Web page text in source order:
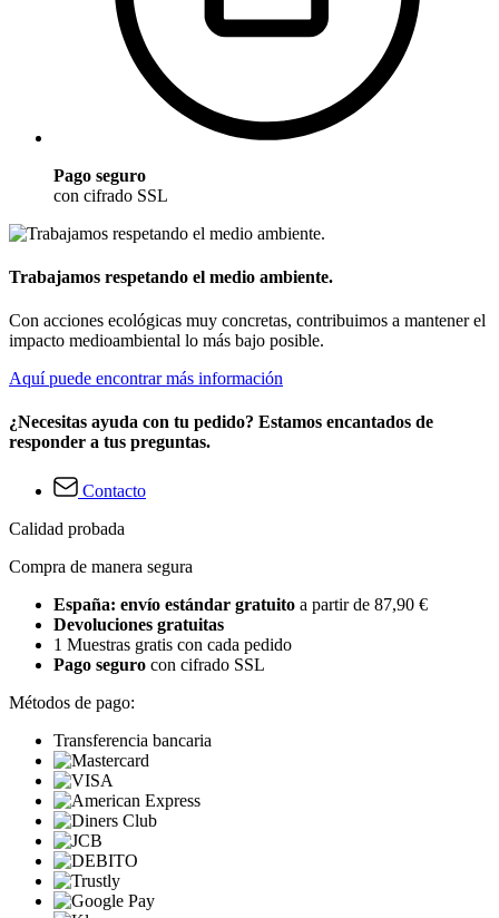
Pago seguro
con cifrado SSL
Trabajamos respetando el medio ambiente.
Con acciones ecológicas muy concretas, contribuimos a mantener el
impacto medioambiental lo más bajo posible.
Aquí puede encontrar más información
¿Necesitas ayuda con tu pedido? Estamos encantados de
responder a tus preguntas.
Contacto
Calidad probada
Compra de manera segura
España: envío estándar gratuito a partir de 87,90 €
Devoluciones gratuitas
1 Muestras gratis con cada pedido
Pago seguro con cifrado SSL
Métodos de pago:
Transferencia bancaria